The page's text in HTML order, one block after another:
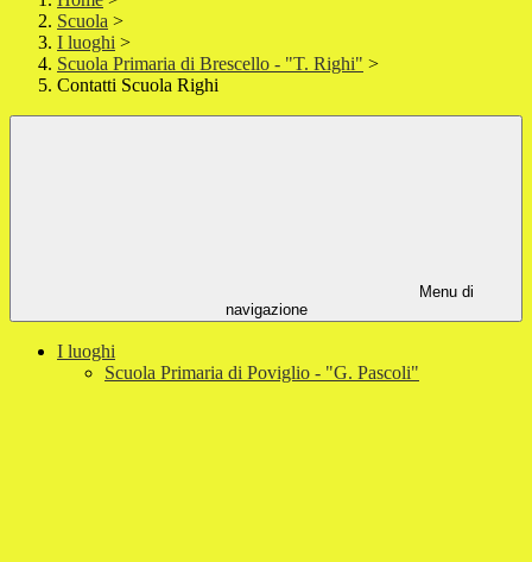
Scuola >
I luoghi >
Scuola Primaria di Brescello - "T. Righi" >
Contatti Scuola Righi
Menu di
navigazione
I luoghi
Scuola Primaria di Poviglio - "G. Pascoli"